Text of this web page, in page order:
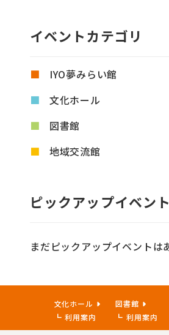
イベントカテゴリ
IYO夢みらい館
文化ホール
図書館
地域交流館
ピックアップイベント
まだピックアップイベントは
文化ホール
利用案内
図書館
利用案内